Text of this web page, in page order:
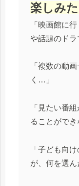
楽しみ
「映画館に
や話題のド
「複数の動
く…」
「見たい番
ることができ
「子ども向
が、何を選